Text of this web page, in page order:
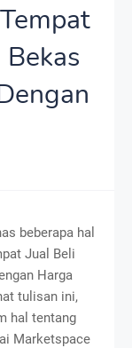
beberapa hal
Jual Beli
Harga
tulisan ini,
hal tentang
Marketspace